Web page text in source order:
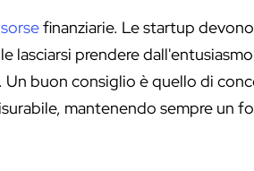
finanziarie. Le startup
lasciarsi prendere
buon consiglio è quello di
mantenendo sempre un